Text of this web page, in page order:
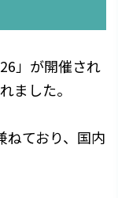
」が開催され
ました。
ねており、国内